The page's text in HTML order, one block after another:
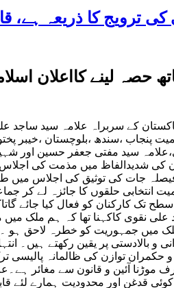
2018 میں بھر پور قوت کے
کے سربراہ علامہ سید ساجد
،سندھ ،بلوچستان ،خیبر
سید مفتی جعفر حسین اور
کی شدیدالفاظ میں مذمت کی
فیصلہ جات کی توثیق کی اجلاس
انتخابی حلقوں کا جائزہ لے کر
تک کارکنان کو فعال کیا جائے
نقوی کاکہنا تھا کہ ہم ملک
جمہوریت کو خطرہ لاحق ہو ۔ہم
و بالادستی پر یقین رکھتے
حکمران توازن کی ظالمانہ
آئین و قانون سے مغائر
اور محدودیت ہمارے لئے